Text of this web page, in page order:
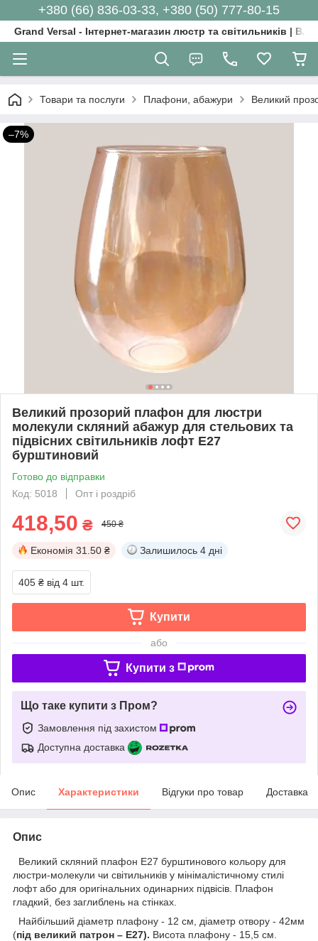
+380 (66) 836-03-33, +380 (50) 777-80-15
Grand Versal - Інтернет-магазин люстр та світильників |
Товари та послуги Плафони, абажури Великий
–7%
Великий прозорий плафон для люстри
молекули скляний абажур для стельових та
підвісних світильників лофт Е27
бурштиновий
Готово до відправки
Код: 5018
Опт і роздріб
418,50 ₴ 450 ₴
Економія 31.50 ₴ Залишилось 4 дні
405 ₴ від 4 шт.
Купити
або
Купити з
Що таке купити з Пром?
Замовлення під захистом
Доступна доставка
Опис Характеристики Відгуки про товар Доставка
Опис
Великий скляний плафон Е27 бурштинового кольору для
люстри-молекули чи світильників у мінімалістичному стилі
лофт або для оригінальних одинарних підвісів. Плафон
гладкий, без заглиблень на стінках.
Найбільший діаметр плафону - 12 см, діаметр отвору - 42мм
(під великий патрон – Е27). Висота плафону - 15,5 см.